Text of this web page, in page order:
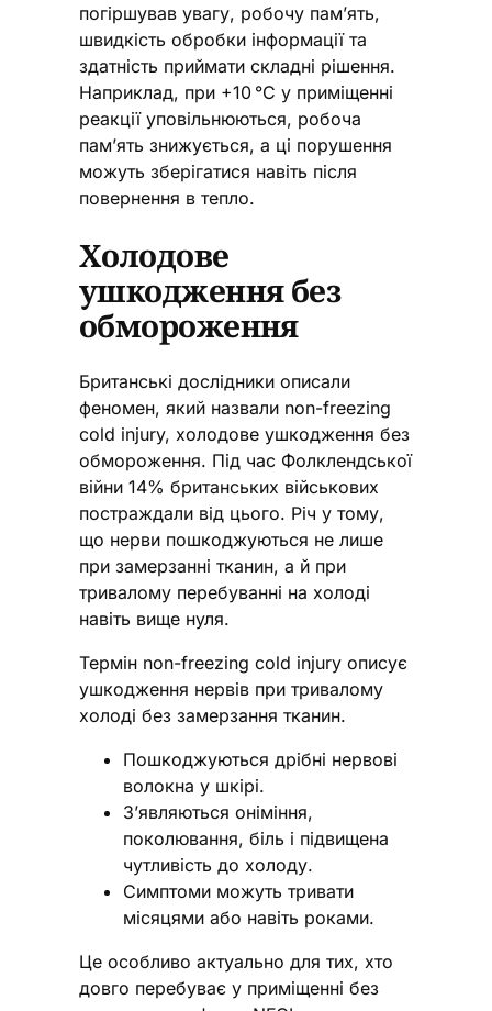
погіршував увагу, робочу пам’ять,
швидкість обробки інформації та
здатність приймати складні рішення.
Наприклад, при +10 °C у приміщенні
реакції уповільнюються, робоча
пам’ять знижується, а ці порушення
можуть зберігатися навіть після
повернення в тепло.
Холодове
ушкодження без
обмороження
Британські дослідники описали
феномен, який назвали non-freezing
cold injury, холодове ушкодження без
обмороження. Під час Фолклендської
війни 14% британських військових
постраждали від цього. Річ у тому,
що нерви пошкоджуються не лише
при замерзанні тканин, а й при
тривалому перебуванні на холоді
навіть вище нуля.
Термін non-freezing cold injury описує
ушкодження нервів при тривалому
холоді без замерзання тканин.
Пошкоджуються дрібні нервові
волокна у шкірі.
З’являються оніміння,
поколювання, біль і підвищена
чутливість до холоду.
Симптоми можуть тривати
місяцями або навіть роками.
Це особливо актуально для тих, хто
довго перебуває у приміщенні без